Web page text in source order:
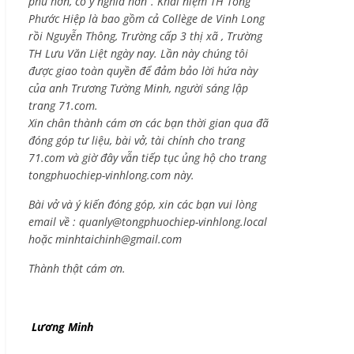
Phước Hiệp là bao gồm cả Collège de Vinh Long
rồi Nguyễn Thông, Trường cấp 3 thị xã , Trường
TH Lưu Văn Liệt ngày nay. Lần này chúng tôi
được giao toàn quyền để đảm bảo lời hứa này
của anh Trương Tường Minh, người sáng lập
trang 71.com.
Xin chân thành cám ơn các bạn thời gian qua đã
đóng góp tư liệu, bài vở, tài chính cho trang
71.com và giờ đây vẫn tiếp tục ủng hộ cho trang
tongphuochiep-vinhlong.com này.
Bài vở và ý kiến đóng góp, xin các bạn vui lòng
email về : quanly@tongphuochiep-vinhlong.local
hoặcminhtaichinh@gmail.com
Thành thật cám ơn.
Lương Minh